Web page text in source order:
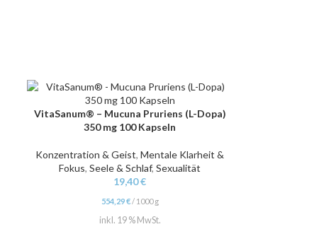
IN DEN WARENKORB
VitaSanum® – Mucuna Pruriens (L-Dopa)
350 mg 100 Kapseln
Konzentration & Geist,Mentale Klarheit &
Fokus,Seele & Schlaf,Sexualität
19,40€
554,29€/ 1000 g
inkl. 19 % MwSt.